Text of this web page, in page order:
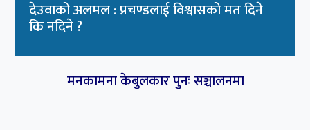
देउवाको अलमल : प्रचण्डलाई विश्वासको मत दिने
कि नदिने ?
मनकामना केबुलकार पुनः सञ्चालनमा